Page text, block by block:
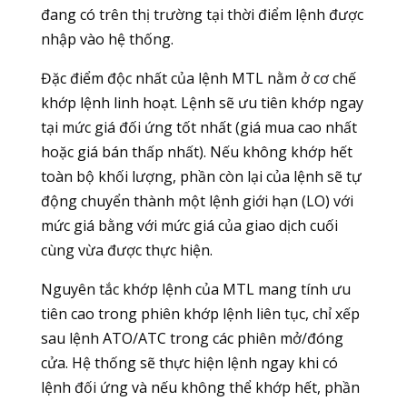
đang có trên thị trường tại thời điểm lệnh được
nhập vào hệ thống.
Đặc điểm độc nhất của lệnh MTL nằm ở cơ chế
khớp lệnh linh hoạt. Lệnh sẽ ưu tiên khớp ngay
tại mức giá đối ứng tốt nhất (giá mua cao nhất
hoặc giá bán thấp nhất). Nếu không khớp hết
toàn bộ khối lượng, phần còn lại của lệnh sẽ tự
động chuyển thành một lệnh giới hạn (LO) với
mức giá bằng với mức giá của giao dịch cuối
cùng vừa được thực hiện.
Nguyên tắc khớp lệnh của MTL mang tính ưu
tiên cao trong phiên khớp lệnh liên tục, chỉ xếp
sau lệnh ATO/ATC trong các phiên mở/đóng
cửa. Hệ thống sẽ thực hiện lệnh ngay khi có
lệnh đối ứng và nếu không thể khớp hết, phần